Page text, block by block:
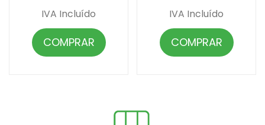
IVA Incluído
COMPRAR
IVA Incluído
COMPRAR